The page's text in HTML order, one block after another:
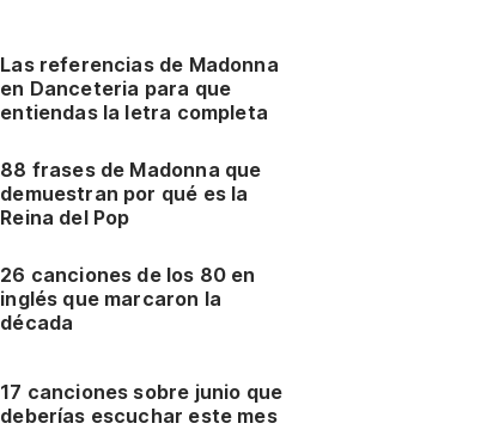
Las referencias de Madonna
en Danceteria para que
entiendas la letra completa
88 frases de Madonna que
demuestran por qué es la
Reina del Pop
26 canciones de los 80 en
inglés que marcaron la
década
17 canciones sobre junio que
deberías escuchar este mes